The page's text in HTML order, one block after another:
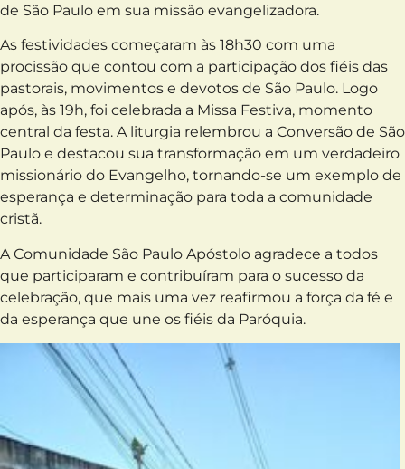
de São Paulo em sua missão evangelizadora.
As festividades começaram às 18h30 com uma
procissão que contou com a participação dos fiéis das
pastorais, movimentos e devotos de São Paulo. Logo
após, às 19h, foi celebrada a Missa Festiva, momento
central da festa. A liturgia relembrou a Conversão de São
Paulo e destacou sua transformação em um verdadeiro
missionário do Evangelho, tornando-se um exemplo de
esperança e determinação para toda a comunidade
cristã.
A Comunidade São Paulo Apóstolo agradece a todos
que participaram e contribuíram para o sucesso da
celebração, que mais uma vez reafirmou a força da fé e
da esperança que une os fiéis da Paróquia.